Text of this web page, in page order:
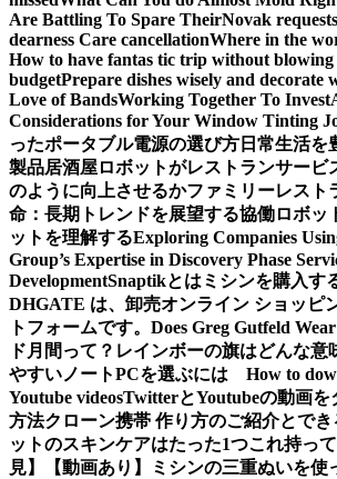
Are Battling To Spare TheirNovak
dearness Care cancellationWhere in the
How to have fantas tic trip without
budgetPrepare dishes wisely and decorate
Love of BandsWorking Together To Invest
Considerations for Your Window Tinting
ったポータブル電源の選び方 日常生活を
製品居酒屋ロボットがレストランサービ
のように向上させるかファミリーレスト
命：長期トレンドを展望する協働ロボッ
ットを理解するExploring Companies
Group’s Expertise in Discovery Phase
DevelopmentSnaptikとは ミシンを購入す
DHGATE は、卸売オンライン ショッピ
トフォームです。 Does Greg Gutfeld
ド月間って？レインボーの旗はどんな意
やすいノートPCを選ぶには How to
Youtube videosTwitterとYoutubeの動画を
方法クローン携帯 作り方のご紹介とでき
ットのスキンケアはたった1つこれ持っ
見】
【動画あり】ミシンの三重ぬいを